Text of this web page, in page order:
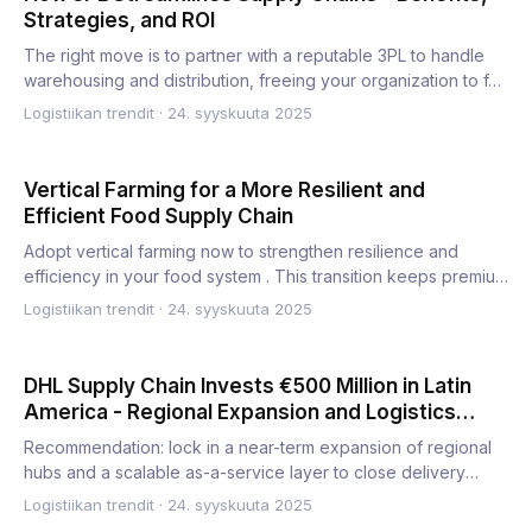
Strategies, and ROI
The right move is to partner with a reputable 3PL to handle
warehousing and distribution, freeing your organization to f…
Logistiikan trendit · 24. syyskuuta 2025
Vertical Farming for a More Resilient and
Efficient Food Supply Chain
Adopt vertical farming now to strengthen resilience and
efficiency in your food system . This transition keeps premium
y…
Logistiikan trendit · 24. syyskuuta 2025
DHL Supply Chain Invests €500 Million in Latin
America - Regional Expansion and Logistics
Transformation
Recommendation: lock in a near-term expansion of regional
hubs and a scalable as-a-service layer to close delivery
gaps…
Logistiikan trendit · 24. syyskuuta 2025